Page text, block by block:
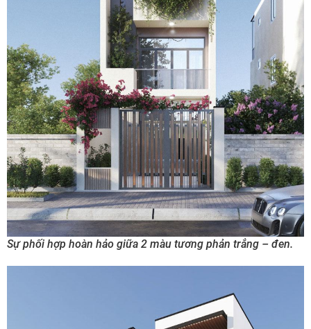
Sự phối hợp hoàn hảo giữa 2 màu tương phản trắng – đen.